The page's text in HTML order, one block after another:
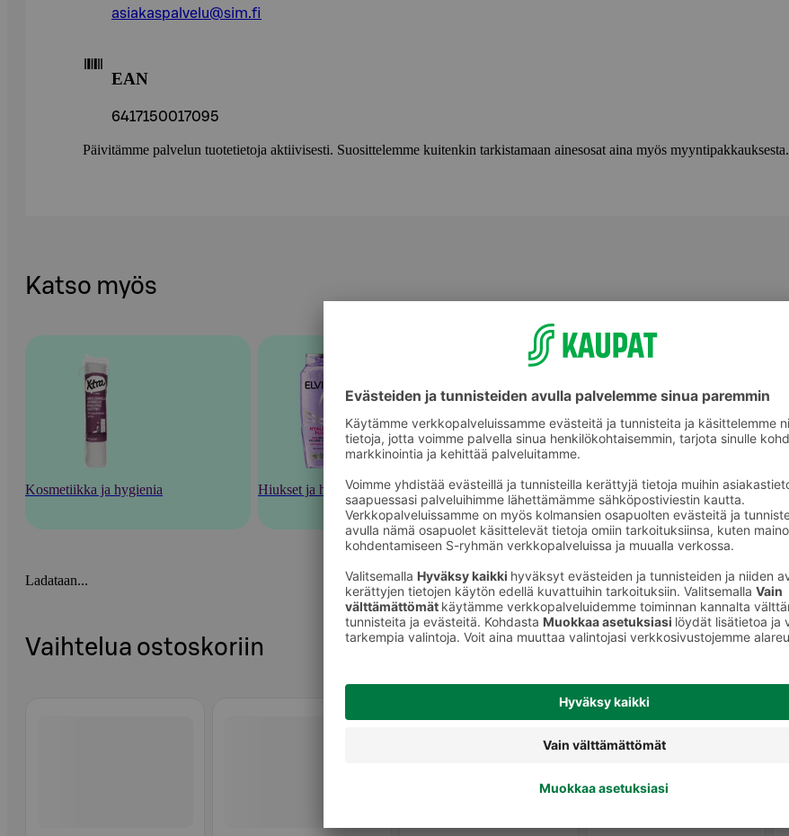
asiakaspalvelu@sim.fi
EAN
6417150017095
Päivitämme palvelun tuotetietoja aktiivisesti. Suosittelemme kuitenkin tarkistamaan ainesosat aina myös myyntipakkauksesta.
Katso myös
Kosmetiikka ja hygienia Hiukset ja hiustenhoito Hoitoaineet
Ladataan...
Vaihtelua ostoskoriin